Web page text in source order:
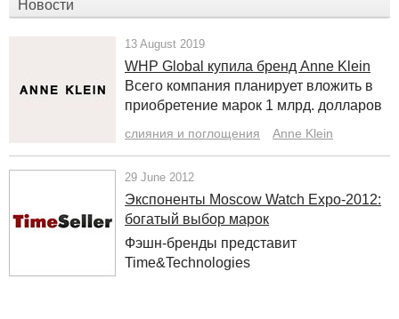
Новости
13 August 2019
WHP Global купила бренд Anne Klein
Всего компания планирует вложить в
приобретение марок 1 млрд. долларов
слияния и поглощения Anne Klein
29 June 2012
Экспоненты Moscow Watch Expo-2012:
богатый выбор марок
Фэшн-бренды представит
Time&Technologies